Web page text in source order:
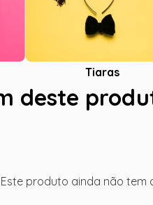
Tiaras
deste
Este produto ainda não tem